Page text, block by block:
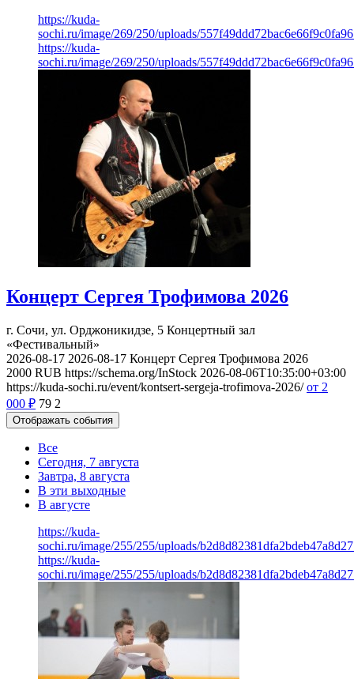
https://kuda-
sochi.ru/image/269/250/uploads/
https://kuda-
sochi.ru/image/269/250/uploads/
Концерт Сергея Трофимова 2026
г. Сочи, ул. Орджоникидзе, 5 Концертный зал
«Фестивальный»
2026-08-17 2026-08-17 Концерт Сергея Трофимова 2026
2000 RUB https://schema.org/InStock 2026-08-06T10:35:00+03:00
https://kuda-sochi.ru/event/kontsert-sergeja-trofimova-2026/ от 2
000 ₽ 79 2
Отображать события
Все
Сегодня, 7 августа
Завтра, 8 августа
В эти выходные
В августе
https://kuda-
sochi.ru/image/255/255/uploads/
https://kuda-
sochi.ru/image/255/255/uploads/